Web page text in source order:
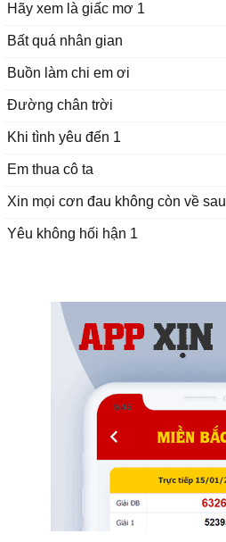
Hãy xem là giấc mơ 1
Bất quá nhân gian
Buồn làm chi em ơi
Đường chân trời
Khi tình yêu đến 1
Em thua cô ta
Xin mọi cơn đau không còn về sau
Yêu không hối hận 1